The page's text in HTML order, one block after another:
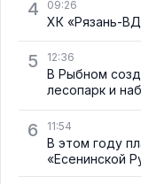
4 09:26
ХК «Рязань-
5 12:36
В Рыбном
лесопарк и
6 11:54
В этом году
«Есенинской